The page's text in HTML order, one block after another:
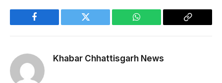
Facebook Twitter WhatsApp
Copy
Khabar Chhattisgarh News